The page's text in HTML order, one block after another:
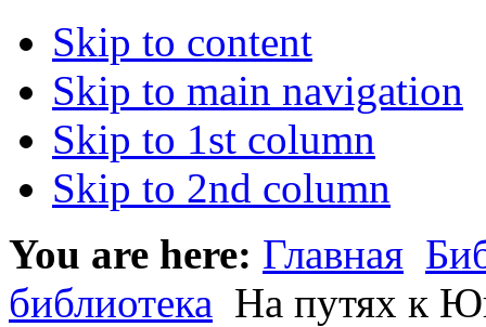
Skip to content
Skip to main navigation
Skip to 1st column
Skip to 2nd column
You are here: Главная
библиотека На путях к